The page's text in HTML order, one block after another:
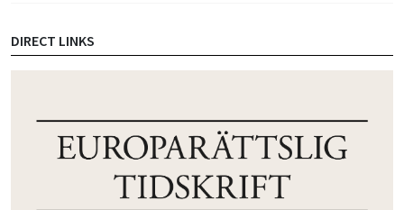
DIRECT LINKS